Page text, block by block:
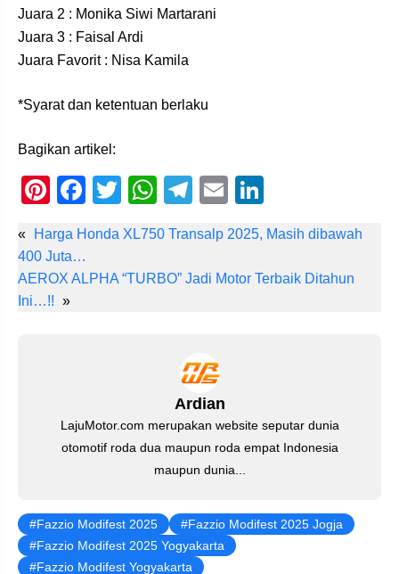
Juara 2 : Monika Siwi Martarani
Juara 3 : Faisal Ardi
Juara Favorit : Nisa Kamila
*Syarat dan ketentuan berlaku
Bagikan artikel:
Pi
er
e
st
F
c
e
T
tt
er
W
at
s
T
e
gr
E
ail k
e
«
Harga Honda XL750 Transalp 2025, Masih dibawah
400 Juta…
AEROX ALPHA “TURBO” Jadi Motor Terbaik Ditahun
Ini…!! »
Ardian
LajuMotor.com merupakan website seputar dunia
otomotif roda dua maupun roda empat Indonesia
maupun dunia...
Fazzio Modifest 2025
Fazzio Modifest 2025 Jogja
Fazzio Modifest 2025 Yogyakarta
Fazzio Modifest Yogyakarta